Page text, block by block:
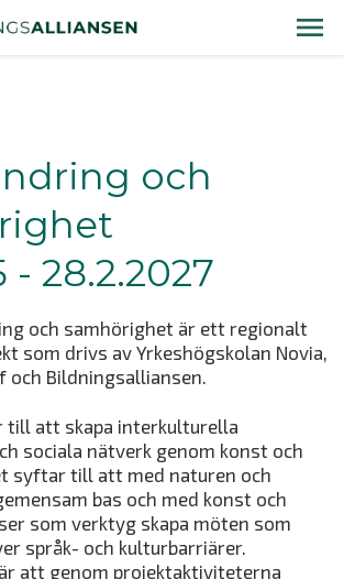
och
- 28.2.2027
och samhörighet är ett regionalt
som drivs av Yrkeshögskolan Novia,
och Bildningsalliansen.
till att skapa interkulturella
sociala nätverk genom konst och
syftar till att med naturen och
bas och med konst och
som verktyg skapa möten som
språk- och kulturbarriärer.
att genom projektaktiviteterna